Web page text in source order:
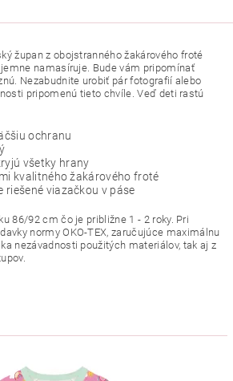
župan z obojstranného žakárového froté
namasíruje. Bude vám pripomínať
Nezabudnite urobiť pár fotografií alebo
pripomenú tieto chvíle. Veď deti rastú
ochranu
všetky hrany
kvalitného žakárového froté
riešené viazačkou v páse
86/92 cm čo je približne 1 - 2 roky. Pri
normy OKO-TEX, zaručujúce maximálnu
nezávadnosti použitých materiálov, tak aj z